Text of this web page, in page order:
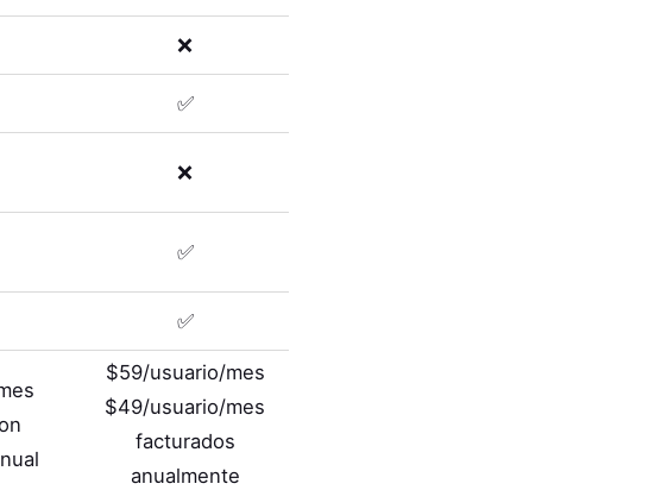
❌
✅
❌
✅
✅
$59/usuario/mes
$49/usuario/mes
facturados
anualmente